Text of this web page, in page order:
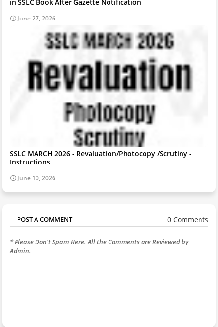
in SSLC Book After Gazette Notification
June 27, 2026
SSLC MARCH 2026 - Revaluation/Photocopy /Scrutiny -
Instructions
June 10, 2026
POST A COMMENT 0 Comments
* Please Don't Spam Here. All the Comments are Reviewed by
Admin.